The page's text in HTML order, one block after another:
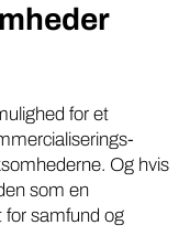
for et
Og hvis
som en
samfund og